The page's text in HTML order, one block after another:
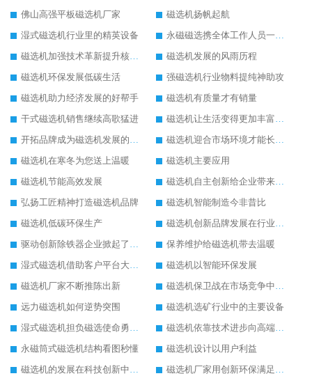
佛山高强平板磁选机厂家
磁选机扬帆起航
湿式磁选机行业里的精英设备
永磁磁选携全体工作人员一起闯
磁选机加强技术革新提升核心竞争力
磁选机发展的风雨历程
磁选机环保发展低碳生活
强磁选机行业物料提纯神助攻
磁选机助力经济发展的好帮手
磁选机有质量才有销量
干式磁选机销售继续高歌猛进
磁选机让生活变得更加丰富多彩
开拓品牌成为磁选机发展的有效武器
磁选机迎合市场环境才能长远发展
磁选机在寒冬为您送上温暖
磁选机主要应用
磁选机节能高效发展
磁选机自主创新给企业带来了阳光
弘扬工匠精神打造磁选机品牌
磁选机智能制造今非昔比
磁选机低碳环保生产
磁选机创新品牌发展在行业的顶端
驱动创新除铁器企业掀起了发展风暴
保养维护给磁选机带去温暖
湿式磁选机借助客户平台大放异彩
磁选机以智能环保发展
磁选机厂家不断推陈出新
磁选机保卫战在市场竞争中打响
远力磁选机如何逆势突围
磁选机选矿行业中的主要设备
湿式磁选机担负磁选使命勇往直前
磁选机依靠技术进步向高端转型
永磁筒式磁选机结构看图秒懂
磁选机设计以用户利益
磁选机的发展在科技创新中成为焦点
磁选机厂家用创新环保满足市发展